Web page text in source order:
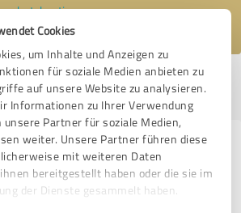
Cookies
um Inhalte und Anzeigen zu
für soziale Medien anbieten zu
auf unsere Website zu analysieren.
Informationen zu Ihrer Verwendung
unsere Partner für soziale Medien,
weiter. Unsere Partner führen diese
mit weiteren Daten
bereitgestellt haben oder die sie im
der Dienste gesammelt haben.
zu.
| Letzte Aktualisierung: 26.09.2022
melden
zu weiteren
aus dem Bereich